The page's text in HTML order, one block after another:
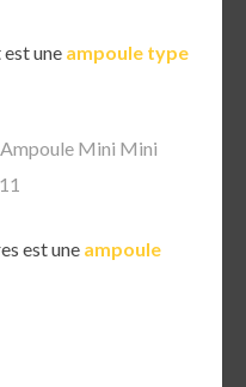
une ampoule type
Ampoule Mini Mini
est une ampoule